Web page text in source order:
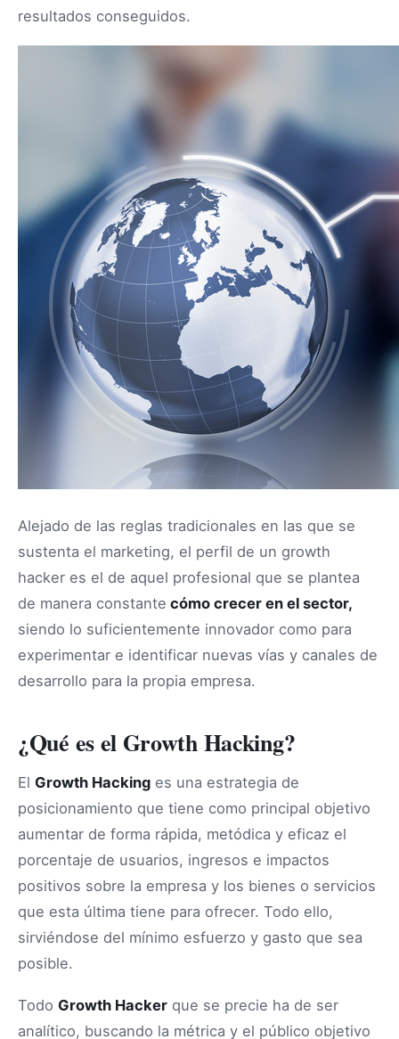
resultados conseguidos.
Alejado de las reglas tradicionales en las que se
sustenta el marketing, el perfil de un growth
hacker es el de aquel profesional que se plantea
de manera constante cómo crecer en el sector,
siendo lo suficientemente innovador como para
experimentar e identificar nuevas vías y canales de
desarrollo para la propia empresa.
¿Qué es el Growth Hacking?
El Growth Hacking es una estrategia de
posicionamiento que tiene como principal objetivo
aumentar de forma rápida, metódica y eficaz el
porcentaje de usuarios, ingresos e impactos
positivos sobre la empresa y los bienes o servicios
que esta última tiene para ofrecer. Todo ello,
sirviéndose del mínimo esfuerzo y gasto que sea
posible.
Todo Growth Hacker que se precie ha de ser
analítico, buscando la métrica y el público objetivo